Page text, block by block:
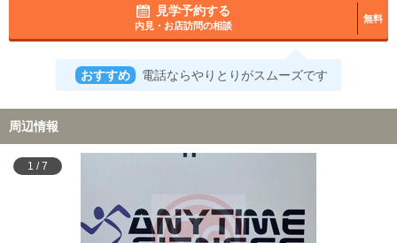
見学予約する
内見・お店訪問の相談
無料
おすすめ 電話ならやりとりがスムーズです
周辺情報
1 /7